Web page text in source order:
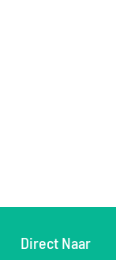
Direct Naar